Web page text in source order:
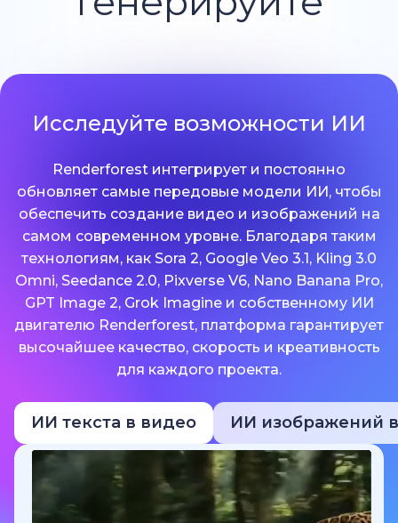
Исследуйте возможности ИИ
Renderforest интегрирует и постоянно
обновляет самые передовые модели ИИ, чтобы
обеспечить создание видео и изображений на
самом современном уровне. Благодаря таким
технологиям, как Sora 2, Google Veo 3.1, Kling 3.0
Omni, Seedance 2.0, Pixverse V6, Nano Banana Pro,
GPT Image 2, Grok Imagine и собственному ИИ
двигателю Renderforest, платформа гарантирует
высочайшее качество, скорость и креативность
для каждого проекта.
ИИ текста в видео ИИ изображений